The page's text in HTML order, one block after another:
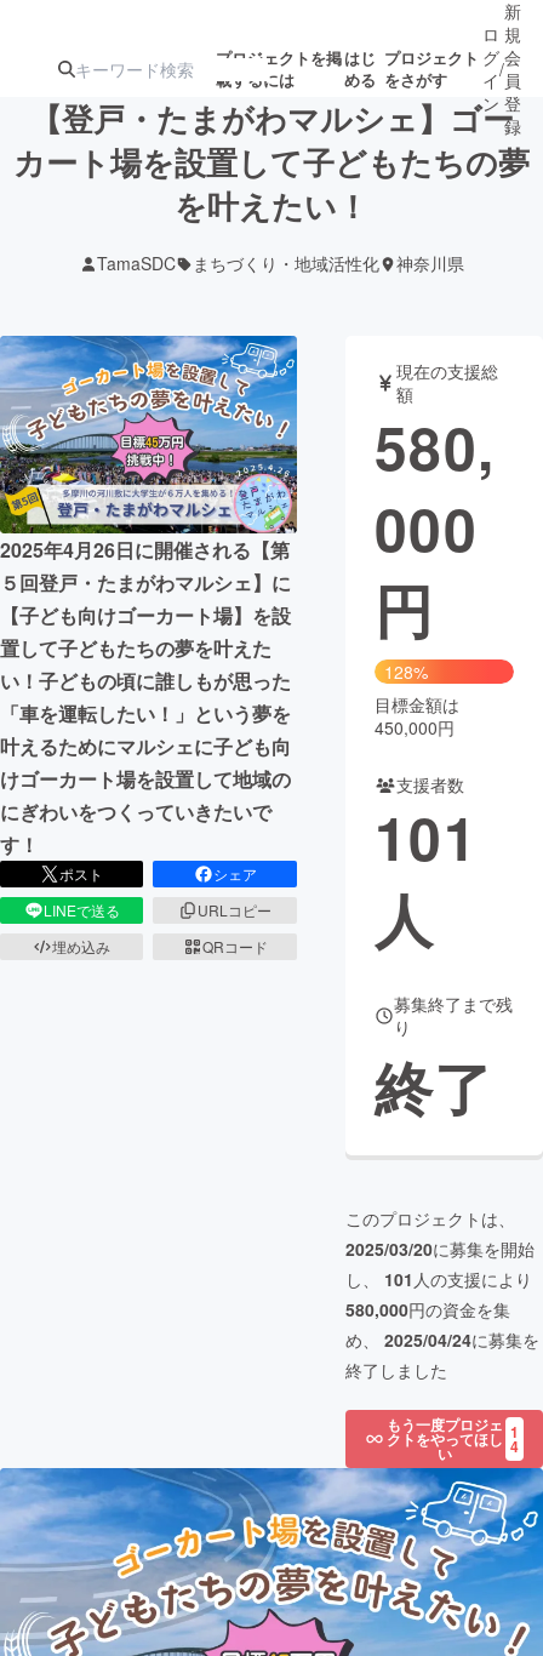
プロジェクトを掲
載するには
はじ
める
プロジェクト
をさがす
注目の新着プロ
ジェクト
募集終了が近いプ
テクノロジー・ガジェット
映像・映画 書籍・雑誌
ビジネス・起業 チャレンジ
まちづくり・地域活性化
CAMPFIRE for Social Good
CAMPFIRE Creation
CAMPFIREふるさと納税machi-ya コミュニティ
ロ
グ
イ
ン
/
新
規
会
員
登
録
【登戸・たまがわマルシェ】ゴー
カート場を設置して子どもたちの夢
を叶えたい！
TamaSDC まちづくり・地域活性化 神奈川県
2025年4月26日に開催される【第
５回登戸・たまがわマルシェ】に
【子ども向けゴーカート場】を設
置して子どもたちの夢を叶えた
い！子どもの頃に誰しもが思った
「車を運転したい！」という夢を
叶えるためにマルシェに子ども向
けゴーカート場を設置して地域の
にぎわいをつくっていきたいで
す！
ポスト
シェア
LINEで送る
URLコピー
埋め込み
QRコード
現在の支援総
額
580,
000
円
128%
目標金額は
450,000円
支援者数
101
人
募集終了まで残
り
終了
このプロジェクトは、
2025/03/20に募集を開始
し、 101 人の支援により
580,000円の資金を集
め、 2025/04/24に募集を
終了しました
もう一度プロジェ
クトをやってほし
い
1
4